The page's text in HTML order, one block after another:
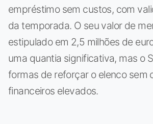
empréstimo sem custos, com
da temporada. O seu valor de
estipulado em 2,5 milhões de
uma quantia significativa, mas o
formas de reforçar o elenco sem
financeiros elevados.